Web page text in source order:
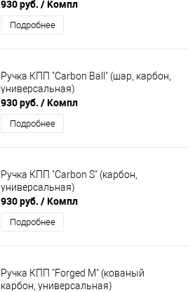
930 руб. / Компл
Подробнее
Ручка КПП "Carbon Ball" (шар, карбон,
универсальная)
930 руб. / Компл
Подробнее
Ручка КПП "Carbon S" (карбон,
универсальная)
930 руб. / Компл
Подробнее
Ручка КПП "Forged M" (кованый
карбон, универсальная)